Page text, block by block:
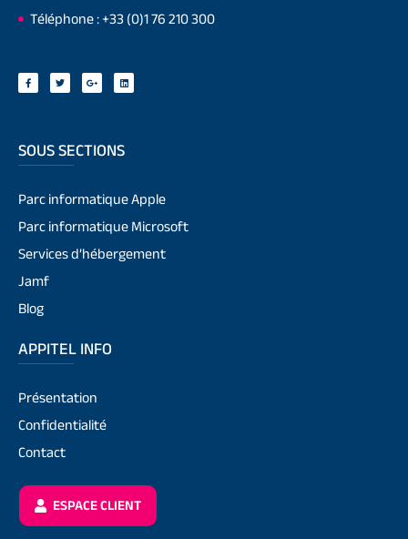
Téléphone : +33 (0)1 76 210 300
SOUS SECTIONS
Parc informatique Apple
Parc informatique Microsoft
Services d’hébergement
Jamf
Blog
APPITEL INFO
Présentation
Confidentialité
Contact
ESPACE CLIENT